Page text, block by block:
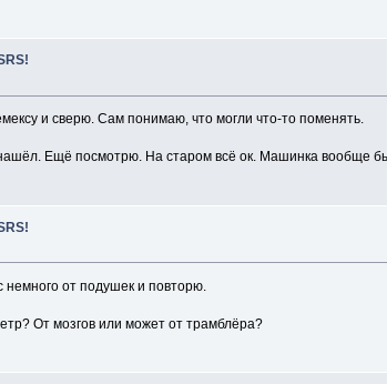
и сверю. Сам понимаю, что могли что-то поменять.
Ещё посмотрю. На старом всё ок. Машинка вообще
от подушек и повторю.
От мозгов или может от трамблёра?